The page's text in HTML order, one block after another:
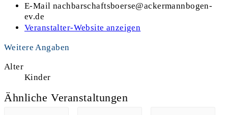
E-Mail nachbarschaftsboerse@ackermannbogen-
ev.de
Veranstalter-Website anzeigen
Weitere Angaben
Alter
Kinder
Ähnliche Veranstaltungen